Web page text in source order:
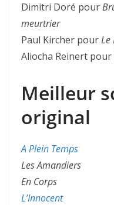
Dimitri Doré pour
meurtrier
Paul Kircher pourLe
Aliocha Reinert pour
Meilleur
original
A Plein Temps
Les Amandiers
En Corps
L’Innocent